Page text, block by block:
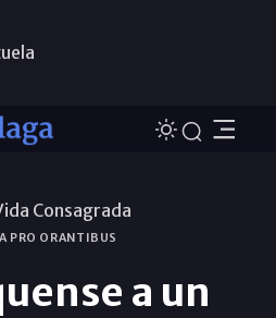
Consagrada
PRO ORANTIBUS
a un